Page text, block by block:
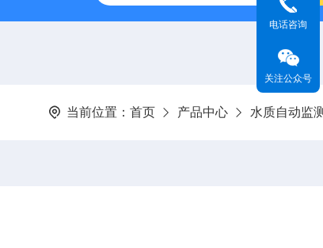
当前位置： 首页 产品中心 水质自动监
电话咨询
关注公众号